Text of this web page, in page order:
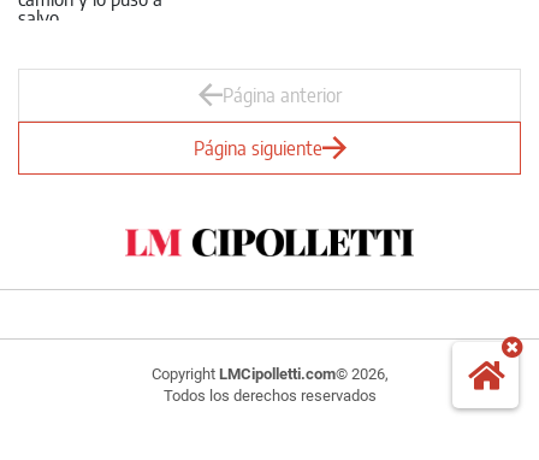
Página anterior
Página siguiente
Copyright LMCipolletti.com© 2026,
Todos los derechos reservados